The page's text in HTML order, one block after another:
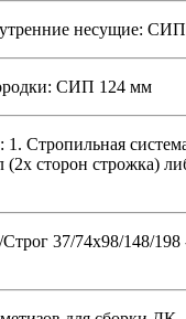
несущие: СИП
СИП 124 мм
1. Стропильная
(2х сторон строжка)
37/74х98/148/198